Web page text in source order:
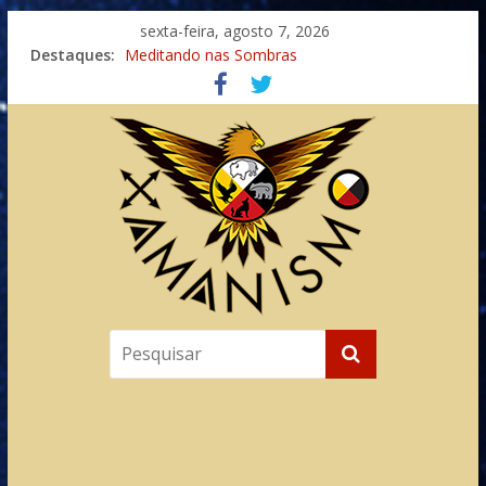
sexta-feira, agosto 7, 2026
Destaques: Meditando nas Sombras
Autosuficiência: A Jornada do Espírito Ancestral
Xamanismo Universal
Totens – Caminho Espiritual – Crescimento
Imaginação na Cura